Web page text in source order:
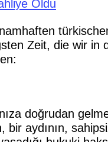
Oldu
Zeit, die wir in
doğrudan
bir aydının,